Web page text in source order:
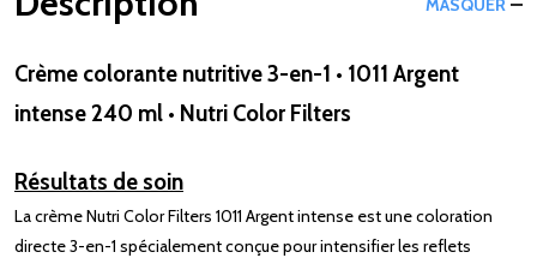
MASQUER
Crème colorante nutritive 3-en-1 • 1011 Argent
intense 240 ml • Nutri Color Filters
Résultats de soin
La crème Nutri Color Filters 1011 Argent intense est une coloration
directe 3-en-1 spécialement conçue pour intensifier les reflets